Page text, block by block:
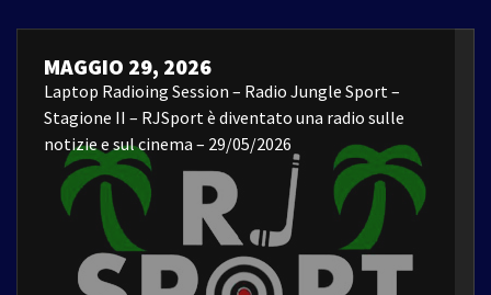
MAGGIO 29, 2026
Laptop Radioing Session – Radio Jungle Sport –
Stagione II – RJSport è diventato una radio sulle
notizie e sul cinema – 29/05/2026